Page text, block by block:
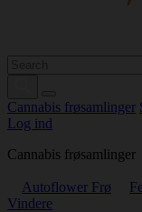
Cannabis frøsamlinger
Log ind
Cannabis frøsamlinger
Autoflower Frø
Vindere